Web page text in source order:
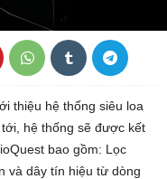
thiệu hệ thống siêu loa
hệ thống sẽ được kết
bao gồm: Lọc
và dây tín hiệu từ dòng